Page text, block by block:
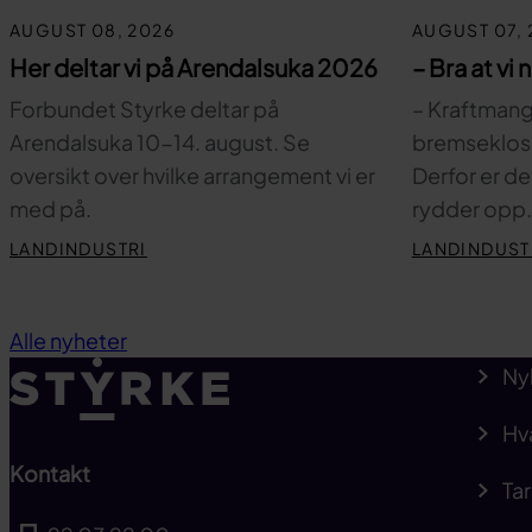
AUGUST 08, 2026
Her deltar vi på Arendalsuka 2026
Forbundet Styrke deltar på
Arendalsuka 10-14. august. Se
oversikt over hvilke arrangement vi er
med på.
LANDINDUSTRI
AUGUST 07,
– Bra at vi
–
Derfor er
rydder
Alle nyheter
Kontakt